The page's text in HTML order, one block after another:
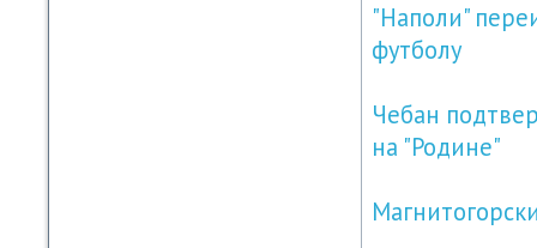
"Наполи"
футболу
Чебан
на "Родине"